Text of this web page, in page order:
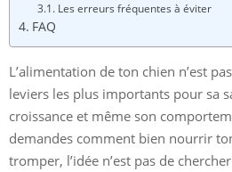
Les erreurs fréquentes à éviter
FAQ
L’alimentation de ton chien n’est
leviers les plus importants pour sa
croissance et même son
demandes comment bien nourrir
tromper, l’idée n’est pas de